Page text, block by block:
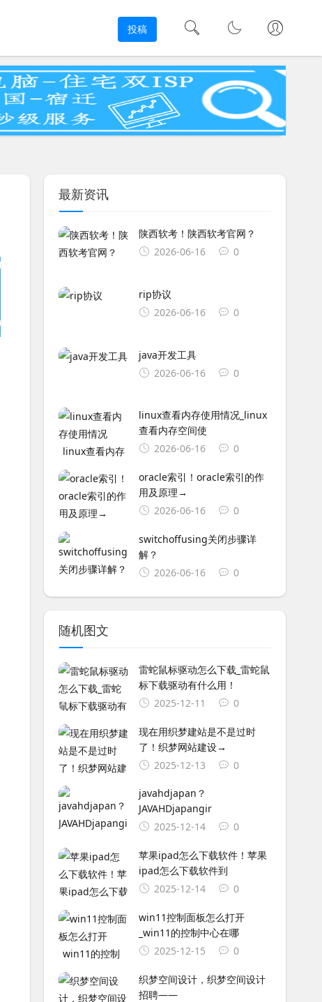
投稿
最新资讯
陕西软考！陕西软考官网？
2026-06-16
0
rip协议
2026-06-16
0
java开发工具
2026-06-16
0
linux查看内存使用情况_linux
查看内存空间使
2026-06-16
0
oracle索引！oracle索引的作
用及原理→
2026-06-16
0
switchoffusing关闭步骤详
解？
2026-06-16
0
随机图文
雷蛇鼠标驱动怎么下载_雷蛇鼠
标下载驱动有什么用！
2025-12-11
0
现在用织梦建站是不是过时
了！织梦网站建设→
2025-12-13
0
javahdjapan？
JAVAHDjapangir
2025-12-14
0
苹果ipad怎么下载软件！苹果
ipad怎么下载软件到
2025-12-14
0
win11控制面板怎么打开
_win11的控制中心在哪
2025-12-15
0
织梦空间设计，织梦空间设计
招聘——